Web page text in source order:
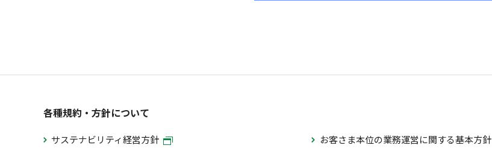
各種規約・方針について
サステナビリティ経営方針
お客さま本位の業務運営に関する基本方針